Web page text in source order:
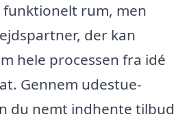
rum, men
der kan
hele processen fra idé
Gennem udestue-
du nemt indhente tilbud